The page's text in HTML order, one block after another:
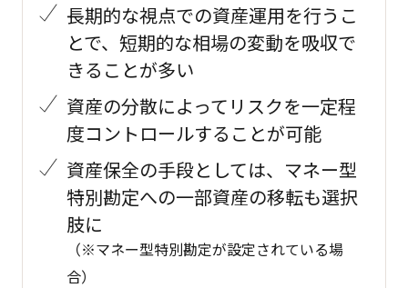
長期的な視点での資産運用を行うこ
とで、短期的な相場の変動を吸収で
きることが多い
資産の分散によってリスクを一定程
度コントロールすることが可能
資産保全の手段としては、マネー型
特別勘定への一部資産の移転も選択
肢に
（※マネー型特別勘定が設定されている場
合）